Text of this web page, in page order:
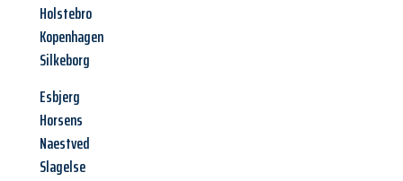
Holstebro
Kopenhagen
Silkeborg
Esbjerg
Horsens
Naestved
Slagelse